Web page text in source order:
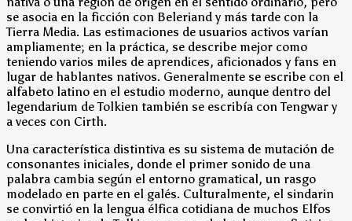
se asocia en la ficción con Beleriand y más tarde con la
Tierra Media. Las estimaciones de usuarios activos varían
ampliamente; en la práctica, se describe mejor como
teniendo varios miles de aprendices, aficionados y fans en
lugar de hablantes nativos. Generalmente se escribe con el
alfabeto latino en el estudio moderno, aunque dentro del
legendarium de Tolkien también se escribía con Tengwar y
a veces con Cirth.
Una característica distintiva es su sistema de mutación de
consonantes iniciales, donde el primer sonido de una
palabra cambia según el entorno gramatical, un rasgo
modelado en parte en el galés. Culturalmente, el sindarin
se convirtió en la lengua élfica cotidiana de muchos Elfos